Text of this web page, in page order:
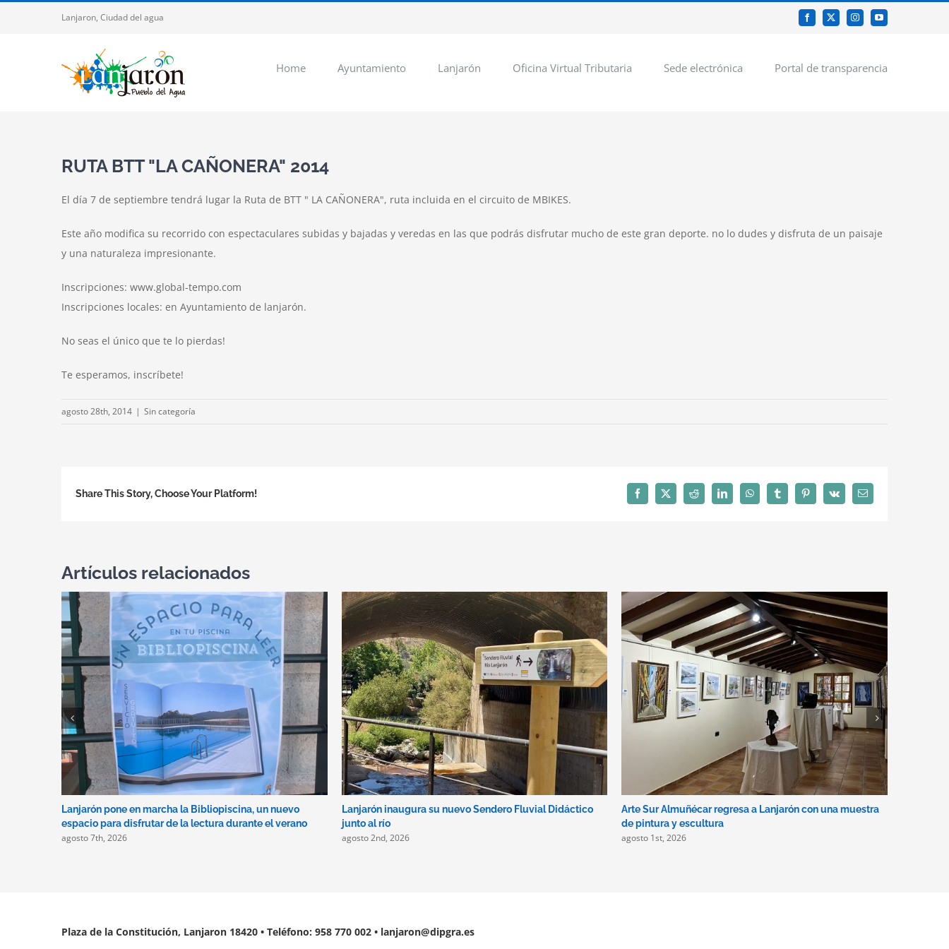
Lanjaron, Ciudad del agua Facebook
X InstagramYouTube
Home Ayuntamiento Lanjarón Oficina Virtual Tributaria Sede electrónica Portal de transparencia
RUTA BTT "LA CAÑONERA" 2014
El día 7 de septiembre tendrá lugar la Ruta de BTT " LA CAÑONERA", ruta incluida en el circuito de MBIKES.
Este año modifica su recorrido con espectaculares subidas y bajadas y veredas en las que podrás disfrutar mucho de este gran deporte. no lo dudes y disfruta de un paisaje
y una naturaleza impresionante.
Inscripciones: www.global-tempo.com
Inscripciones locales: en Ayuntamiento de lanjarón.
No seas el único que te lo pierdas!
Te esperamos, inscríbete!
agosto 28th, 2014 | Sin categoría
Share This Story, Choose Your Platform! Facebook
X Reddit LinkedInWhatsAppTumblrPinterest
Vk
Correo
electrónico
Artículos relacionados
Lanjarón pone en marcha la Bibliopiscina, un nuevo
espacio para disfrutar de la lectura durante el verano
agosto 7th, 2026
Lanjarón inaugura su nuevo Sendero Fluvial Didáctico
junto al río
agosto 2nd, 2026
Arte Sur Almuñécar regresa a Lanjarón con una muestra
de pintura y escultura
agosto 1st, 2026
Plaza de la Constitución, Lanjaron 18420 • Teléfono: 958 770 002 • lanjaron@dipgra.es